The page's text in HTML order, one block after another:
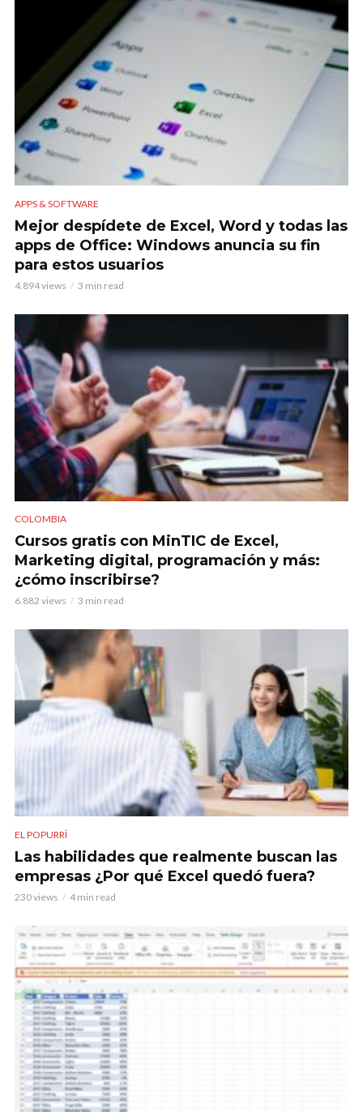
APPS & SOFTWARE
Mejor despídete de Excel, Word y todas las
apps de Office: Windows anuncia su fin
para estos usuarios
4.894 views 3 min read
COLOMBIA
Cursos gratis con MinTIC de Excel,
Marketing digital, programación y más:
¿cómo inscribirse?
6.882 views 3 min read
EL POPURRÍ
Las habilidades que realmente buscan las
empresas ¿Por qué Excel quedó fuera?
230 views 4 min read